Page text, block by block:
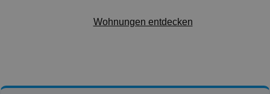
Wohnungen entdecken